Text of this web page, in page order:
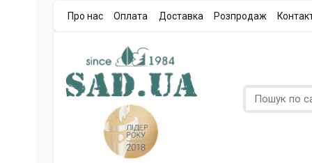
Про нас Оплата Доставка Розпродаж